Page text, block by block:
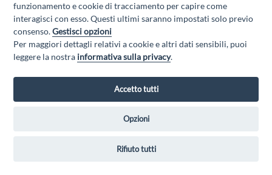
GAL GRAN SASSO VELINO - Via Mulino di Pile, 27, 67100 L'Aquila AQ
- Email:info@galgransassovelino.it- PEC:galgransassovelino@pec.it
Privacy Policy
funzionamento e cookie di tracciamento per capire come
interagisci con esso. Questi ultimi saranno impostati solo previo
consenso.Gestisci opzioni
Per maggiori dettagli relativi a cookie e altri dati sensibili, puoi
leggere la nostra informativa sulla privacy.
Accetto tutti
Opzioni
Rifiuto tutti